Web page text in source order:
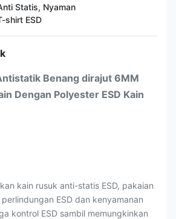
Statis, Nyaman
shirt ESD
Benang dirajut 6MM
Dengan Polyester ESD Kain
kain rusuk anti-statis ESD, pakaian
ESD dan kenyamanan
kontrol ESD sambil memungkinkan